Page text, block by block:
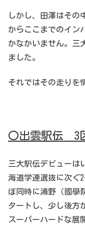
しかし、田澤はその
からここまでのイン
かなかいません。三
ました。
それではその走りを
〇出雲駅伝 3
三大駅伝デビューは
海道学連選抜に次ぐ
ぼ同時に浦野（國學
タートし、少し後方
スーパーハードな展